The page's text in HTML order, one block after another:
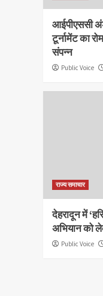
आईपीएससी
टूर्नामेंट का
संपन्न
Public Voice
राज्य समाचार
देहरादून में
अभियान को
Public Voice